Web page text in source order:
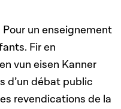
un enseignement
Fir en
vun eisen Kanner
d’un débat public
revendications de la